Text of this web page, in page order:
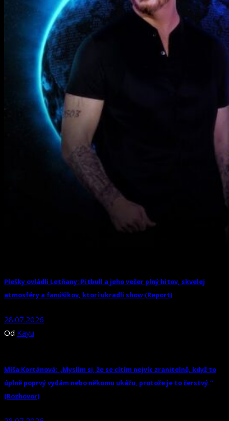
Plešky ovládli Letňany: Pitbull a jeho večer plný hitov, skvelej
atmosféry a fanúšikov, ktorí ukradli show (Report)
28.07.2026
Od Kayu
Míša Kortánová: „Myslím si, že se cítím nejvíc zranitelně, když to
úplně poprvý vydám nebo někomu ukážu, protože je to čerstvý.“
(Rozhovor)